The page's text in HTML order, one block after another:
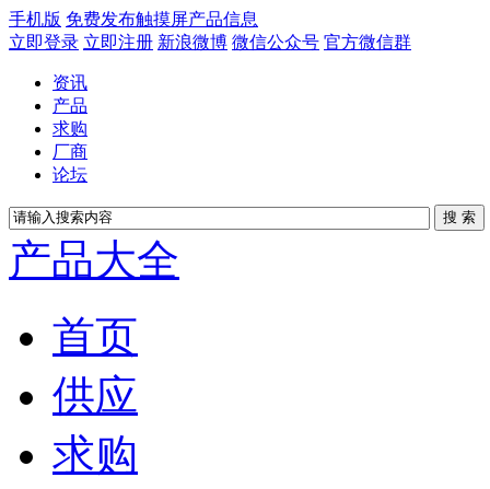
手机版 免费发布触摸屏产品信息
立即登录 立即注册 新浪微博 微信公众号 官方微信群
资讯
产品
求购
厂商
论坛
产品大全
首页
供应
求购